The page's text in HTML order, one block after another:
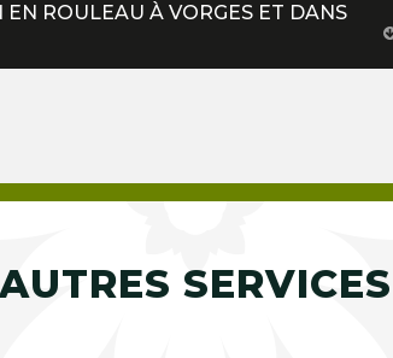
ROULEAU À VORGES ET DANS
AUTRES SERVICES